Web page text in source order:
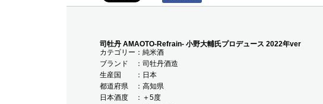
司牡丹 AMAOTO-Refrain- 小野大輔氏プロデュース 2022年ver
カテゴリー
純米酒
ブランド
司牡丹酒造
生産国
日本
都道府県
高知県
日本酒度
＋5度